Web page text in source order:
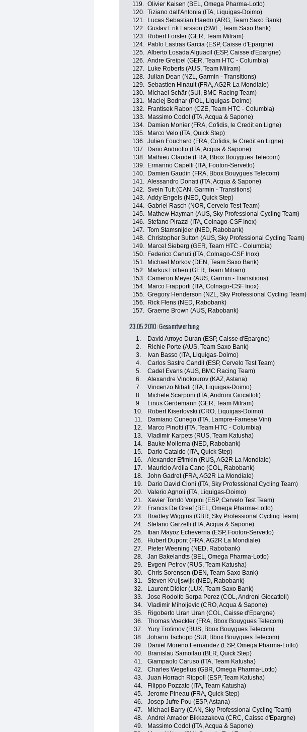
119. Olivier Kaisen (BEL, Omega Pharma-Lotto)
120. Tiziano dall'Antonia (ITA, Liquigas-Doimo)
121.
Lucas Sebastian Haedo (ARG, Team Saxo Bank)
122. Gustav Erik Larsson (SWE, Team Saxo Bank)
123.
Robert Forster (GER, Team Milram)
124.
Pablo Lastras Garcia (ESP, Caisse d'Epargne)
125. Alberto Losada Alguacil (ESP, Caisse d'Epargne)
126. Andre Greipel (GER, Team HTC - Columbia)
127.
Luke Roberts (AUS, Team Milram)
128. Julian Dean (NZL, Garmin - Transitions)
129. Sebastien Hinault (FRA, AG2R La Mondiale)
130.
Michael Schär (SUI, BMC Racing Team)
131.
Maciej Bodnar (POL, Liquigas-Doimo)
132.
Frantisek Rabon (CZE, Team HTC - Columbia)
133.
Massimo Codol (ITA, Acqua & Sapone)
134.
Damien Monier (FRA, Cofidis, le Credit en Ligne)
135.
Marco Velo (ITA, Quick Step)
136. Julien Fouchard (FRA, Cofidis, le Credit en Ligne)
137.
Dario Andriotto (ITA, Acqua & Sapone)
138.
Mathieu Claude (FRA, Bbox Bouygues Telecom)
139.
Ermanno Capelli (ITA, Footon-Servetto)
140.
Damien Gaudin (FRA, Bbox Bouygues Telecom)
141. Alessandro Donati (ITA, Acqua & Sapone)
142. Svein Tuft (CAN, Garmin - Transitions)
143. Addy Engels (NED, Quick Step)
144. Gabriel Rasch (NOR, Cervelo Test Team)
145.
Mathew Hayman (AUS, Sky Professional Cycling Team)
146. Stefano Pirazzi (ITA, Colnago-CSF Inox)
147. Tom Stamsnijder (NED, Rabobank)
148. Christopher Sutton (AUS, Sky Professional Cycling Team)
149.
Marcel Sieberg (GER, Team HTC - Columbia)
150.
Federico Canuti (ITA, Colnago-CSF Inox)
151.
Michael Morkov (DEN, Team Saxo Bank)
152.
Markus Fothen (GER, Team Milram)
153. Cameron Meyer (AUS, Garmin - Transitions)
154.
Marco Frapporti (ITA, Colnago-CSF Inox)
155. Gregory Henderson (NZL, Sky Professional Cycling Team)
156.
Rick Flens (NED, Rabobank)
157. Graeme Brown (AUS, Rabobank)
23.05.2010: Gesamtwertung
1. David Arroyo Duran (ESP, Caisse d'Epargne)
2.
Richie Porte (AUS, Team Saxo Bank)
3.
Ivan Basso (ITA, Liquigas-Doimo)
4.
Carlos Sastre Candil (ESP, Cervelo Test Team)
5.
Cadel Evans (AUS, BMC Racing Team)
6.
Alexandre Vinokourov (KAZ, Astana)
7.
Vincenzo Nibali (ITA, Liquigas-Doimo)
8.
Michele Scarponi (ITA, Androni Giocattoli)
9.
Linus Gerdemann (GER, Team Milram)
10.
Robert Kiserlovski (CRO, Liquigas-Doimo)
11.
Damiano Cunego (ITA, Lampre-Farnese Vini)
12.
Marco Pinotti (ITA, Team HTC - Columbia)
13.
Vladimir Karpets (RUS, Team Katusha)
14.
Bauke Mollema (NED, Rabobank)
15.
Dario Cataldo (ITA, Quick Step)
16.
Alexander Efimkin (RUS, AG2R La Mondiale)
17.
Mauricio Ardila Cano (COL, Rabobank)
18.
John Gadret (FRA, AG2R La Mondiale)
19.
Dario David Cioni (ITA, Sky Professional Cycling Team)
20.
Valerio Agnoli (ITA, Liquigas-Doimo)
21.
Xavier Tondo Volpini (ESP, Cervelo Test Team)
22.
Francis De Greef (BEL, Omega Pharma-Lotto)
23.
Bradley Wiggins (GBR, Sky Professional Cycling Team)
24.
Stefano Garzelli (ITA, Acqua & Sapone)
25.
Iban Mayoz Echeverria (ESP, Footon-Servetto)
26.
Hubert Dupont (FRA, AG2R La Mondiale)
27.
Pieter Weening (NED, Rabobank)
28.
Jan Bakelandts (BEL, Omega Pharma-Lotto)
29.
Evgeni Petrov (RUS, Team Katusha)
30.
Chris Sorensen (DEN, Team Saxo Bank)
31.
Steven Kruijswijk (NED, Rabobank)
32.
Laurent Didier (LUX, Team Saxo Bank)
33.
Jose Rodolfo Serpa Perez (COL, Androni Giocattoli)
34.
Vladimir Miholjevic (CRO, Acqua & Sapone)
35.
Rigoberto Uran Uran (COL, Caisse d'Epargne)
36.
Thomas Voeckler (FRA, Bbox Bouygues Telecom)
37.
Yury Trofimov (RUS, Bbox Bouygues Telecom)
38.
Johann Tschopp (SUI, Bbox Bouygues Telecom)
39.
Daniel Moreno Fernandez (ESP, Omega Pharma-Lotto)
40.
Branislau Samoilau (BLR, Quick Step)
41.
Giampaolo Caruso (ITA, Team Katusha)
42.
Charles Wegelius (GBR, Omega Pharma-Lotto)
43.
Juan Horrach Rippoll (ESP, Team Katusha)
44.
Filippo Pozzato (ITA, Team Katusha)
45.
Jerome Pineau (FRA, Quick Step)
46.
Josep Jufre Pou (ESP, Astana)
47.
Michael Barry (CAN, Sky Professional Cycling Team)
48.
Andrei Amador Bikkazakova (CRC, Caisse d'Epargne)
49.
Massimo Codol (ITA, Acqua & Sapone)